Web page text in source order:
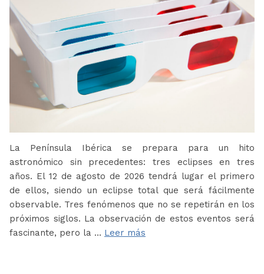
La Península Ibérica se prepara para un hito
astronómico sin precedentes: tres eclipses en tres
años. El 12 de agosto de 2026 tendrá lugar el primero
de ellos, siendo un eclipse total que será fácilmente
observable. Tres fenómenos que no se repetirán en los
próximos siglos. La observación de estos eventos será
fascinante, pero la … Leer más